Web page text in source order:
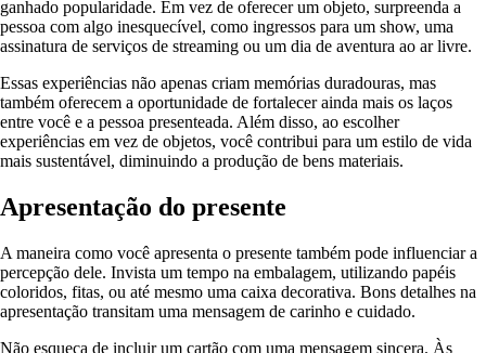
ganhado popularidade. Em vez de oferecer um objeto, surpreenda a
pessoa com algo inesquecível, como ingressos para um show, uma
assinatura de serviços de streaming ou um dia de aventura ao ar livre.
Essas experiências não apenas criam memórias duradouras, mas
também oferecem a oportunidade de fortalecer ainda mais os laços
entre você e a pessoa presenteada. Além disso, ao escolher
experiências em vez de objetos, você contribui para um estilo de vida
mais sustentável, diminuindo a produção de bens materiais.
Apresentação do presente
A maneira como você apresenta o presente também pode influenciar a
percepção dele. Invista um tempo na embalagem, utilizando papéis
coloridos, fitas, ou até mesmo uma caixa decorativa. Bons detalhes na
apresentação transitam uma mensagem de carinho e cuidado.
Não esqueça de incluir um cartão com uma mensagem sincera. Às